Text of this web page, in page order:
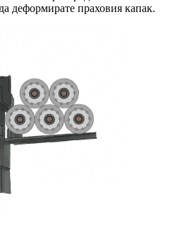
деформирате праховия капак.